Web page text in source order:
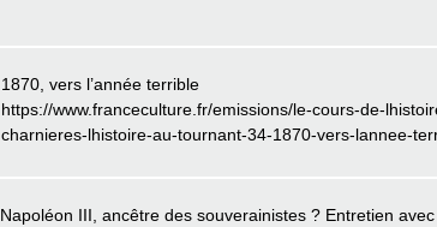
1870, vers l’année terrible
https://www.franceculture.fr/emissions/le-cours-de-
charnieres-lhistoire-au-tournant-34-1870-vers-lannee-
Napoléon III, ancêtre des souverainistes ? Entretien